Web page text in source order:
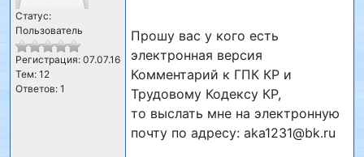
Статус:
Пользователь
Регистрация: 07.07.16
Тем: 12
Ответов: 1
Прошу вас у кого есть
электронная версия
Комментарий к ГПК КР и
Трудовому Кодексу КР,
то выслать мне на электронную
почту по адресу: aka1231@bk.ru